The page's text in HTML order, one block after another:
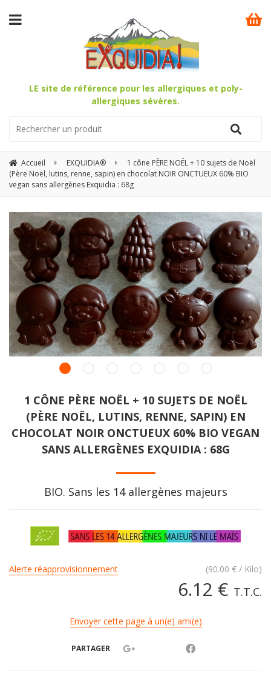
LE site de référence pour les allergiques et poly-
allergiques sévères.
Accueil EXQUIDIA®
1 cône PÈRE NOËL + 10 sujets de Noël
(Père Noël, lutins, renne, sapin) en chocolat NOIR ONCTUEUX 60% BIO
vegan sans allergènes Exquidia : 68g
1 CÔNE PÈRE NOËL + 10 SUJETS DE NOËL
(PÈRE NOËL, LUTINS, RENNE, SAPIN) EN
CHOCOLAT NOIR ONCTUEUX 60% BIO VEGAN
SANS ALLERGÈNES EXQUIDIA : 68G
BIO. Sans les 14 allergènes majeurs
(90.00 € / Kilo)
6.12 € T.T.C.
Alerte réapprovisionnement
Envoyer cette page à un(e) ami(e)
PARTAGER